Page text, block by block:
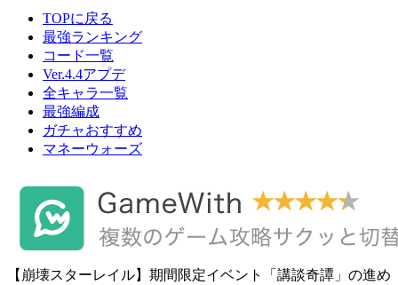
TOPに戻る
最強ランキング
コード一覧
Ver.4.4アプデ
全キャラ一覧
最強編成
ガチャおすすめ
マネーウォーズ
【崩壊スターレイル】期間限定イベント「講談奇譚」の進め